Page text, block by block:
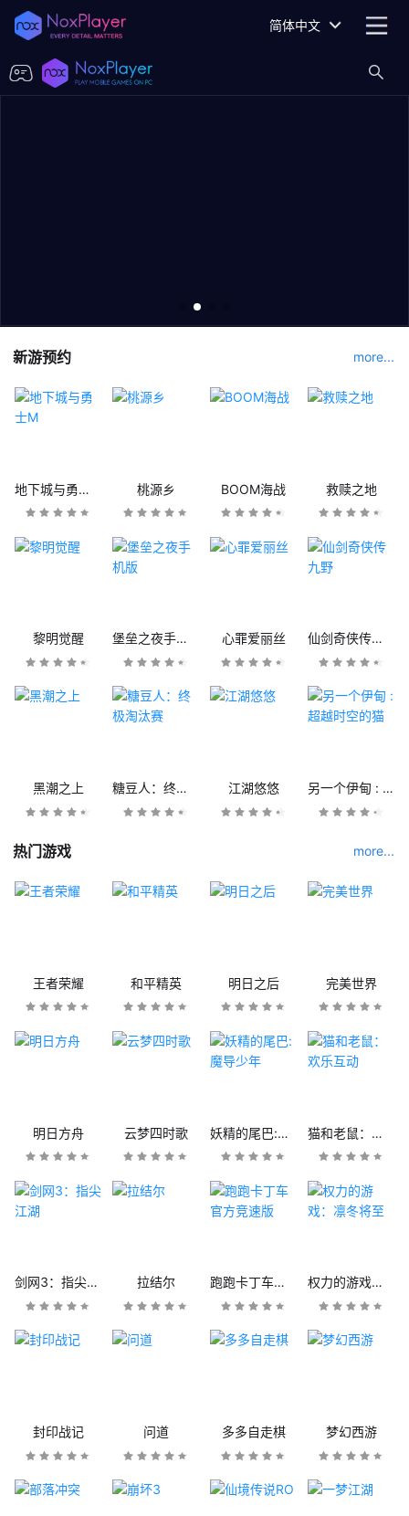
简体中文
新游预约 more...
地下城与勇士M 桃源乡 BOOM海战 救赎之地
黎明觉醒 堡垒之夜手机版 心罪爱丽丝 仙剑奇侠传九野
黑潮之上 糖豆人：终极淘汰赛 江湖悠悠 另一个伊甸 : 超越时空的猫
热门游戏 more...
王者荣耀 和平精英 明日之后 完美世界
明日方舟 云梦四时歌 妖精的尾巴:魔导少年 猫和老鼠：欢乐互动
剑网3：指尖江湖 拉结尔 跑跑卡丁车官方竞速版 权力的游戏：凛冬将至
封印战记 问道 多多自走棋 梦幻西游